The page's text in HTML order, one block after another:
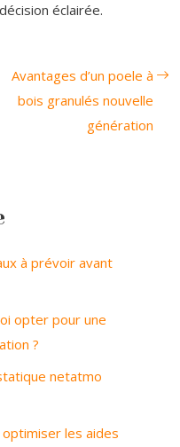
éclairée.
Avantages d’un poele à
bois granulés nouvelle
génération
à prévoir avant
opter pour une
?
netatmo
optimiser les aides